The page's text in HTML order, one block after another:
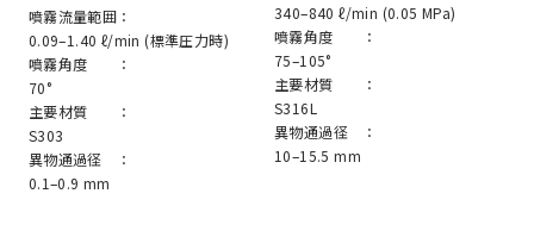
噴霧流量範囲：
0.09–1.40 ℓ/min (標準圧力時)
噴霧角度 ：
70°
主要材質 ：
S303
異物通過径 ：
0.1–0.9 mm
340–840 ℓ/min (0.05 MPa)
噴霧角度 ：
75–105°
主要材質 ：
S316L
異物通過径 ：
10–15.5 mm